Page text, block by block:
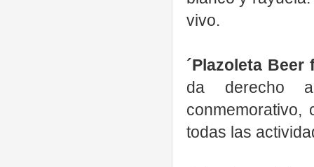
vivo.
´Plazoleta Beer
da derecho
todas las